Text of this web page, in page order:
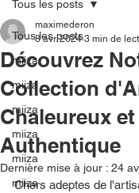
Tous les posts
miiza
miiza
miiza
miiza
miiza
miiza
Tous les posts
Découvrez
Collection
Chaleureux et
Authentique
maximederon
8 avr. 2024 3 min de
Dernière mise à jour : 24
Chers adeptes de